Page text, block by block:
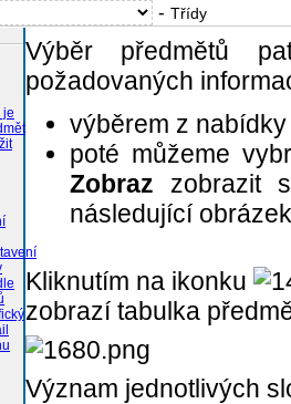
- Třídy
je
Výběr předmětů
požadovaných
výběrem z
poté můžeme
Zobraz zobrazit
následující obrázek
Kliknutím na ikonku
zobrazí tabulka
Význam jednotlivých